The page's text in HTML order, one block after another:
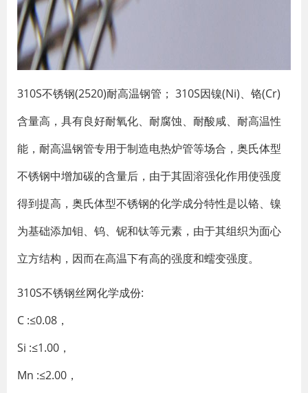
310S不锈钢(2520)耐高温钢管； 310S因镍(Ni)、铬(Cr)
含量高，具有良好耐氧化、耐腐蚀、耐酸咸、耐高温性
能，耐高温钢管专用于制造电热炉管等场合，奥氏体型
不锈钢中增加碳的含量后，由于其固溶强化作用使强度
得到提高，奥氏体型不锈钢的化学成分特性是以铬、镍
为基础添加钼、钨、铌和钛等元素，由于其组织为面心
立方结构，因而在高温下有高的强度和蠕变强度。
310S不锈钢丝网化学成份:
C :≤0.08，
Si :≤1.00，
Mn :≤2.00，